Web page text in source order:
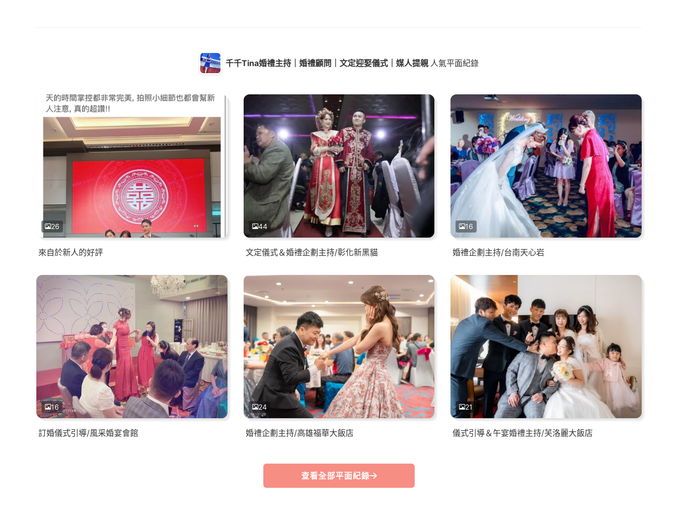
千千Tina婚禮主持｜婚禮顧問｜文定迎娶儀式｜媒人提親 人氣平面紀錄
26
來自於新人的好評
44
文定儀式＆婚禮企劃主持/彰化新黑貓
16
婚禮企劃主持/台南天心岩
16
訂婚儀式引導/風采婚宴會館
24
婚禮企劃主持/高雄福華大飯店
21
儀式引導＆午宴婚禮主持/芙洛麗大飯店
查看全部平面紀錄